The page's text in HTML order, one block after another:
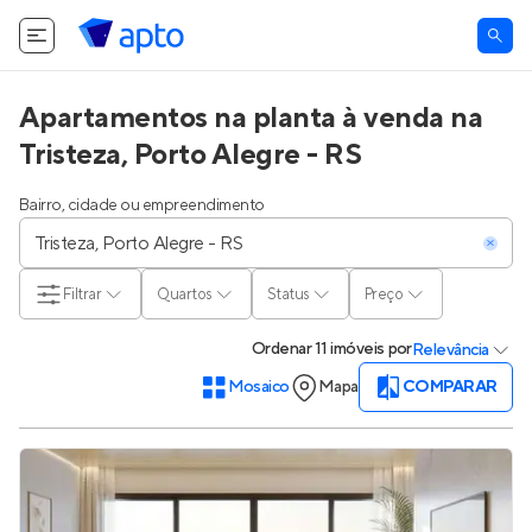
Apartamentos na planta à venda na
Tristeza, Porto Alegre - RS
Bairro, cidade ou empreendimento
Quartos Status Preço
Filtrar
Ordenar11 imóveis porRelevância
Mosaico
Mapa COMPARAR